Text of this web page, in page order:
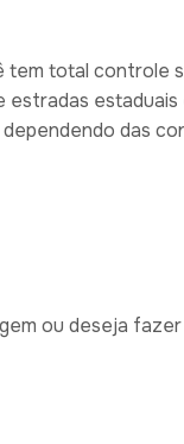
tem total controle
estradas
das
ou deseja